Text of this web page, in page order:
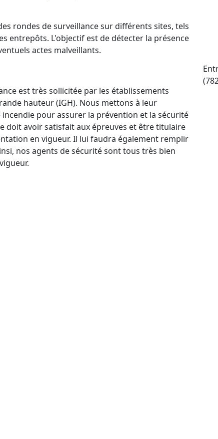
rondes de surveillance sur différents sites, tels
entrepôts. L'objectif est de détecter la présence
actes malveillants.
est très sollicitée par les établissements
hauteur (IGH). Nous mettons à leur
pour assurer la prévention et la sécurité
doit avoir satisfait aux épreuves et être titulaire
en vigueur. Il lui faudra également remplir
nos agents de sécurité sont tous très bien